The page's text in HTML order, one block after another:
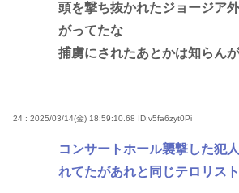
頭を撃ち抜かれたジョージア
がってたな
捕虜にされたあとかは知らんが
24 : 2025/03/14(金) 18:59:10.68 ID:v5fa6zyt0Pi
コンサートホール襲撃した犯
れてたがあれと同じテロリス